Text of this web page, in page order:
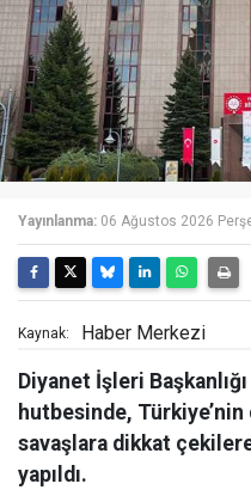
Yayınlanma: 06 Ağustos 2026
Kaynak: Haber Merkezi
Diyanet İşleri
hutbesinde,
savaşlara dikkat
yapıldı.